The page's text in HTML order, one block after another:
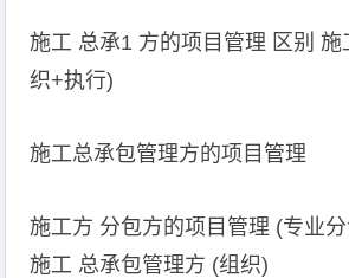
施工 总承1 方的项目管理 区别 施
织+执行)
施工总承包管理方的项目管理
施工方 分包方的项目管理 (专业
施工 总承包管理方 (组织)